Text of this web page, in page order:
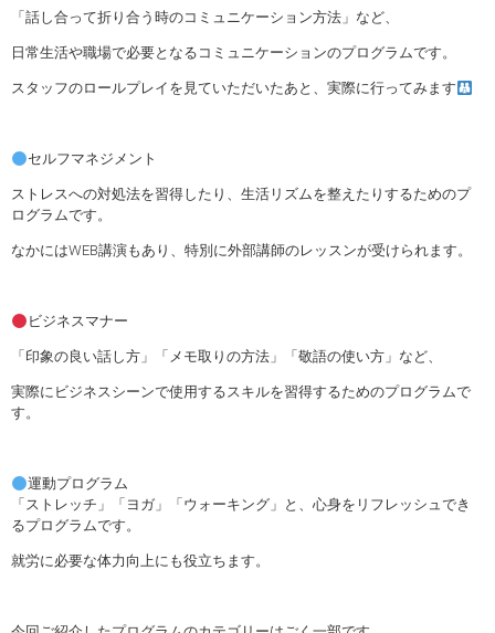
「話し合って折り合う時のコミュニケーション方法」など、
日常生活や職場で必要となるコミュニケーションのプログラムです。
スタッフのロールプレイを見ていただいたあと、実際に行ってみます
セルフマネジメント
ストレスへの対処法を習得したり、生活リズムを整えたりするためのプ
ログラムです。
なかにはWEB講演もあり、特別に外部講師のレッスンが受けられます。
ビジネスマナー
「印象の良い話し方」「メモ取りの方法」「敬語の使い方」など、
実際にビジネスシーンで使用するスキルを習得するためのプログラムで
す。
運動プログラム
「ストレッチ」「ヨガ」「ウォーキング」と、心身をリフレッシュでき
るプログラムです。
就労に必要な体力向上にも役立ちます。